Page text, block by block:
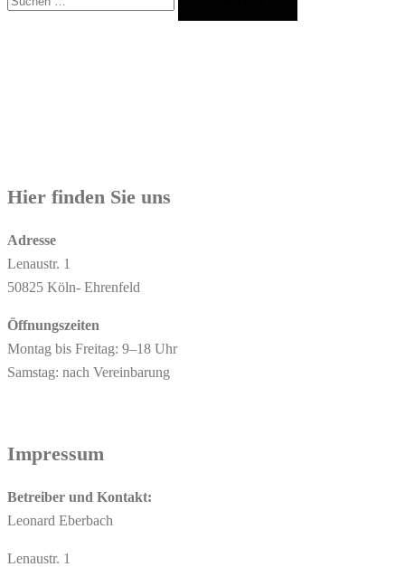
nach:
Hier finden Sie uns
Adresse
Lenaustr. 1
50825 Köln- Ehrenfeld
Öffnungszeiten
Montag bis Freitag: 9–18 Uhr
Samstag: nach Vereinbarung
Impressum
Betreiber und Kontakt:
Leonard Eberbach
Lenaustr. 1